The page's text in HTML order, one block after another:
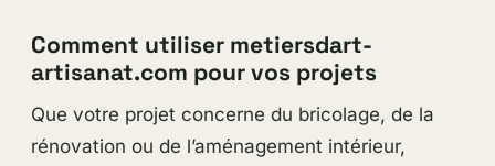
Comment utiliser metiersdart-
artisanat.com pour vos projets
Que votre projet concerne du bricolage, de la
rénovation ou de l’aménagement intérieur,